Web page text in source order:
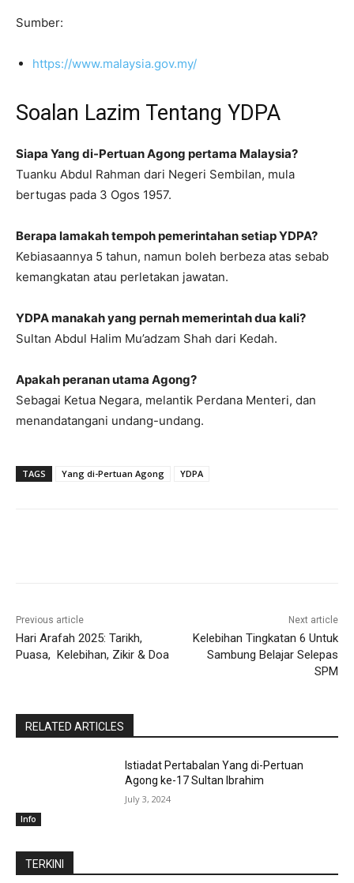
Sumber:
https://www.malaysia.gov.my/
Soalan Lazim Tentang YDPA
Siapa Yang di-Pertuan Agong pertama Malaysia?
Tuanku Abdul Rahman dari Negeri Sembilan, mula
bertugas pada 3 Ogos 1957.
Berapa lamakah tempoh pemerintahan setiap YDPA?
Kebiasaannya 5 tahun, namun boleh berbeza atas sebab
kemangkatan atau perletakan jawatan.
YDPA manakah yang pernah memerintah dua kali?
Sultan Abdul Halim Mu’adzam Shah dari Kedah.
Apakah peranan utama Agong?
Sebagai Ketua Negara, melantik Perdana Menteri, dan
menandatangani undang-undang.
TAGS Yang di-Pertuan Agong YDPA
Previous article
Hari Arafah 2025: Tarikh,
Puasa, Kelebihan, Zikir & Doa
Next article
Kelebihan Tingkatan 6 Untuk
Sambung Belajar Selepas
SPM
RELATED ARTICLES
Info
Istiadat Pertabalan Yang di-Pertuan
Agong ke-17 Sultan Ibrahim
July 3, 2024
TERKINI